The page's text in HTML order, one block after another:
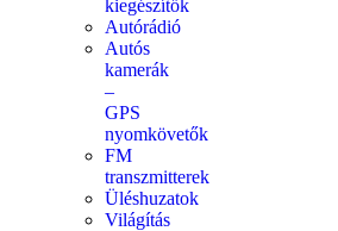
kiegészítők
Autórádió
Autós
kamerák
–
GPS
nyomkövetők
FM
transzmitterek
Üléshuzatok
Világítás